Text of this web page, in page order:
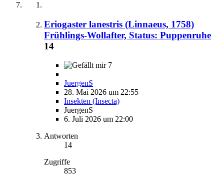
Eriogaster lanestris (Linnaeus, 1758)
Frühlings-Wollafter, Status: Puppenruhe
14
7
JuergenS
28. Mai 2026 um 22:55
Insekten (Insecta)
JuergenS
6. Juli 2026 um 22:00
Antworten
14
Zugriffe
853